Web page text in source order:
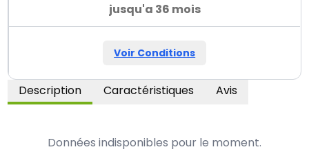
jusqu'a 36 mois
Voir Conditions
Description Caractéristiques Avis
Données indisponibles pour le moment.